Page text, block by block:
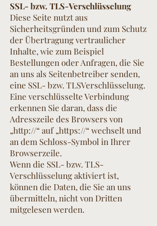
SSL- bzw. TLS-Verschlüsselung
Diese Seite nutzt aus
Sicherheitsgründen und zum Schutz
der Übertragung vertraulicher
Inhalte, wie zum Beispiel
Bestellungen oder Anfragen, die Sie
an uns als Seitenbetreiber senden,
eine SSL- bzw. TLSVerschlüsselung.
Eine verschlüsselte Verbindung
erkennen Sie daran, dass die
Adresszeile des Browsers von
„http://“ auf „https://“ wechselt und
an dem Schloss-Symbol in Ihrer
Browserzeile.
Wenn die SSL- bzw. TLS-
Verschlüsselung aktiviert ist,
können die Daten, die Sie an uns
übermitteln, nicht von Dritten
mitgelesen werden.